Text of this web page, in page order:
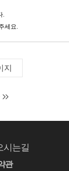
.
세요.
지
시는길
관